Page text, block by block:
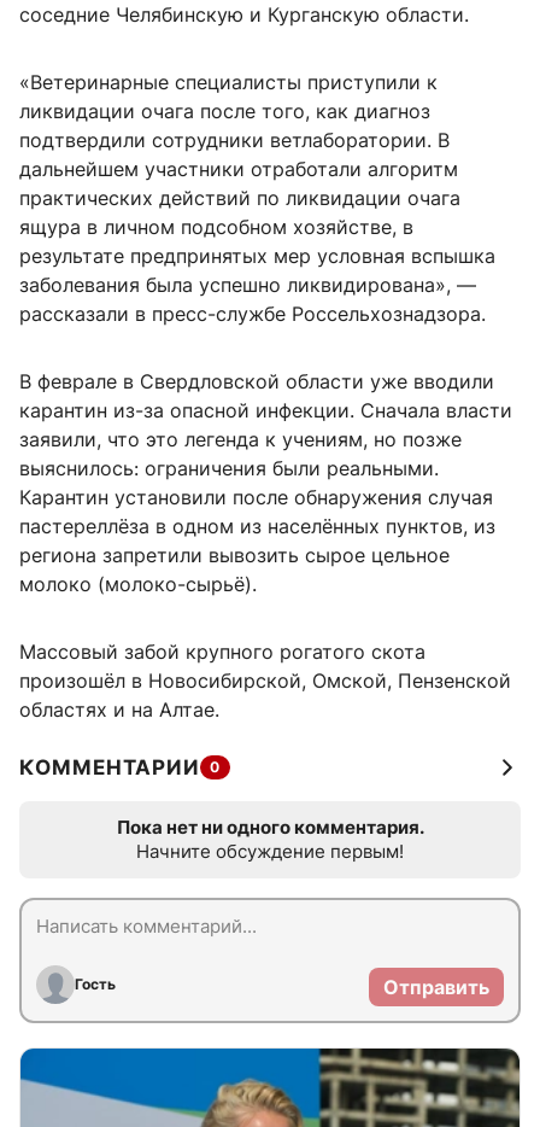
соседние Челябинскую и Курганскую области.
«Ветеринарные специалисты приступили к
ликвидации очага после того, как диагноз
подтвердили сотрудники ветлаборатории. В
дальнейшем участники отработали алгоритм
практических действий по ликвидации очага
ящура в личном подсобном хозяйстве, в
результате предпринятых мер условная вспышка
заболевания была успешно ликвидирована», —
рассказали в пресс-службе Россельхознадзора.
В феврале в Свердловской области уже вводили
карантин из-за опасной инфекции. Сначала власти
заявили, что это легенда к учениям, но позже
выяснилось: ограничения были реальными.
Карантин установили после обнаружения случая
пастереллёза в одном из населённых пунктов, из
региона запретили вывозить сырое цельное
молоко (молоко-сырьё).
Массовый забой крупного рогатого скота
произошёл в Новосибирской, Омской, Пензенской
областях и на Алтае.
КОММЕНТАРИИ 0
Пока нет ни одного комментария.
Начните обсуждение первым!
Гость Отправить